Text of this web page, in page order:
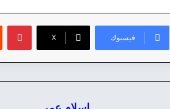
فيسبوك ‫X
بينتيريست